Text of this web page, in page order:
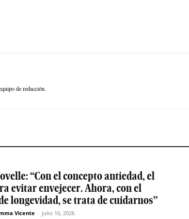
de redacción.
“Con el concepto antiedad, el
evitar envejecer. Ahora, con el
longevidad, se trata de cuidarnos”
Vicente - julio 16, 2026